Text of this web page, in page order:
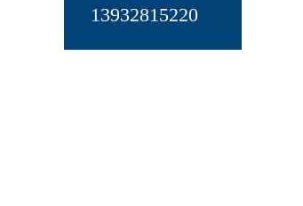
13932815220